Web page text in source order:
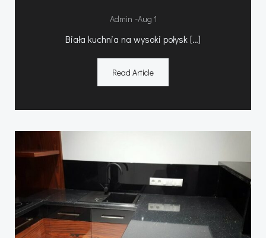
Admin -Aug 1
Biała kuchnia na wysoki połysk […]
Read Article